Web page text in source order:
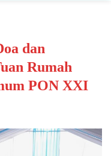
dan
Rumah
PON XXI